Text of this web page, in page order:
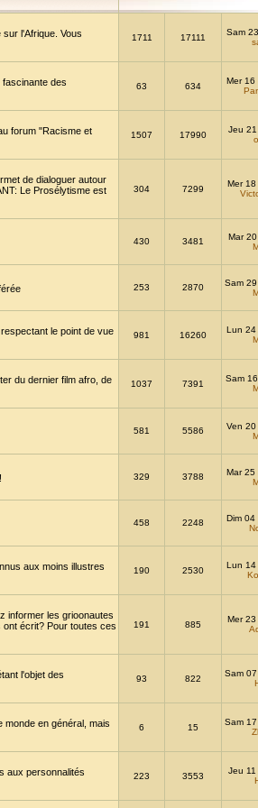
l'Afrique. Vous
1711 17111
Sam
des
63 634
Mer 16
forum "Racisme et
1507 17990
Jeu
de dialoguer autour
Le Prosélytisme est
304 7299
Mer
430 3481
Mar
253 2870
Sam
le point de vue
981 16260
Lun 24
du dernier film afro, de
1037 7391
Sam
581 5586
Ven 20
329 3788
Mar 25
458 2248
Dim 04
aux moins illustres
190 2530
Lun 14
informer les grioonautes
écrit? Pour toutes ces
191 885
Mer
l'objet des
93 822
Sam
en général, mais
6 15
Sam
aux personnalités
223 3553
Jeu